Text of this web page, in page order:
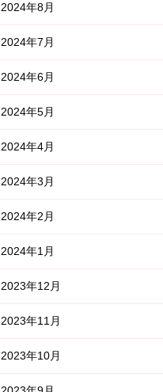
2024年8月
2024年7月
2024年6月
2024年5月
2024年4月
2024年3月
2024年2月
2024年1月
2023年12月
2023年11月
2023年10月